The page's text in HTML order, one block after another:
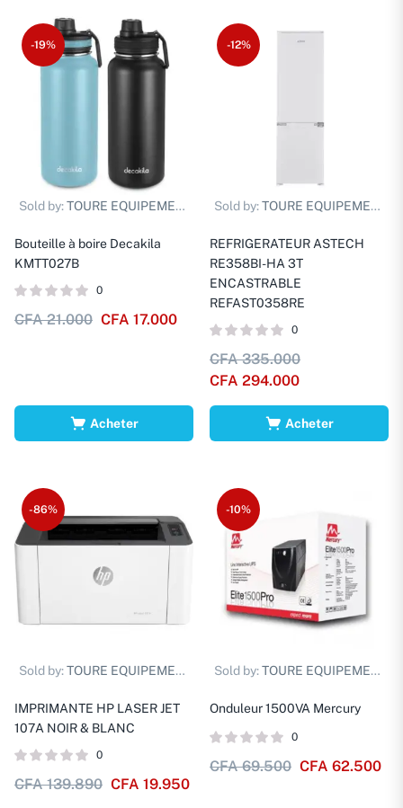
-19%
Sold by:TOURE EQUIPEMENTS D.
Bouteille à boire Decakila
KMTT027B
0
CFA21.000 CFA 17.000
Acheter
-12%
Sold by:TOURE EQUIPEMENTS D.
REFRIGERATEUR ASTECH
RE358BI-HA 3T
ENCASTRABLE
REFAST0358RE
0
CFA335.000
CFA 294.000
Acheter
-86%
Sold by:TOURE EQUIPEMENTS D.
IMPRIMANTE HP LASER JET
107A NOIR & BLANC
0
CFA139.890 CFA 19.950
-10%
Sold by:TOURE EQUIPEMENTS D.
Onduleur 1500VA Mercury
0
CFA69.500 CFA 62.500